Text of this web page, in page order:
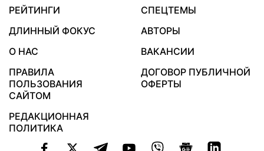
РЕЙТИНГИ
СПЕЦТЕМЫ
ДЛИННЫЙ ФОКУС
АВТОРЫ
О НАС
ВАКАНСИИ
ПРАВИЛА
ПОЛЬЗОВАНИЯ
САЙТОМ
ДОГОВОР ПУБЛИЧНОЙ
ОФЕРТЫ
РЕДАКЦИОННАЯ
ПОЛИТИКА